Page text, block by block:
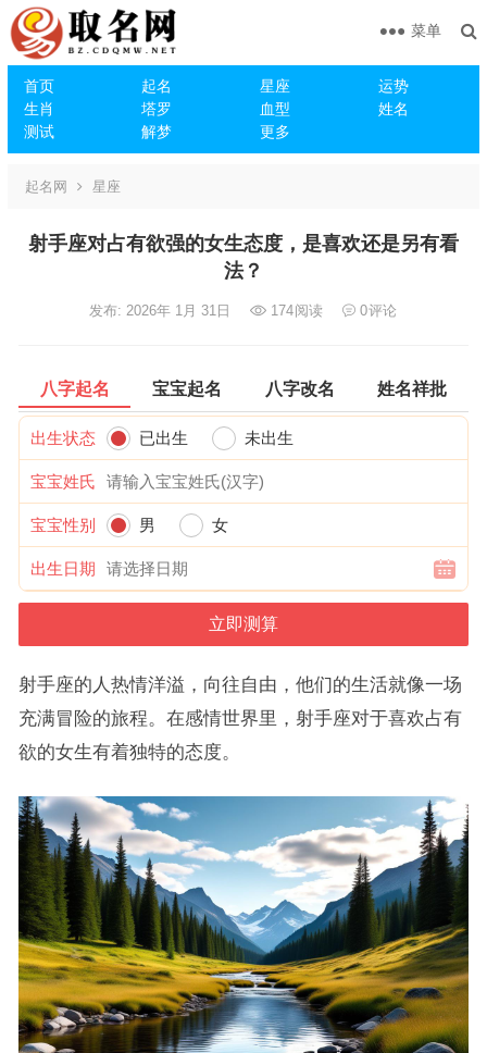
首页 起名 星座
运势
生肖
塔罗 血型
姓名
测试
解梦 更多
菜单
起名网 星座
射手座对占有欲强的女生态度，是喜欢还是另有看
法？
发布: 2026年 1月 31日 174阅读 0评论
八字起名 宝宝起名 八字改名 姓名祥批
出生状态 已出生 未出生
宝宝姓氏
宝宝性别 男 女
出生日期
射手座的人热情洋溢，向往自由，他们的生活就像一场
充满冒险的旅程。在感情世界里，射手座对于喜欢占有
欲的女生有着独特的态度。